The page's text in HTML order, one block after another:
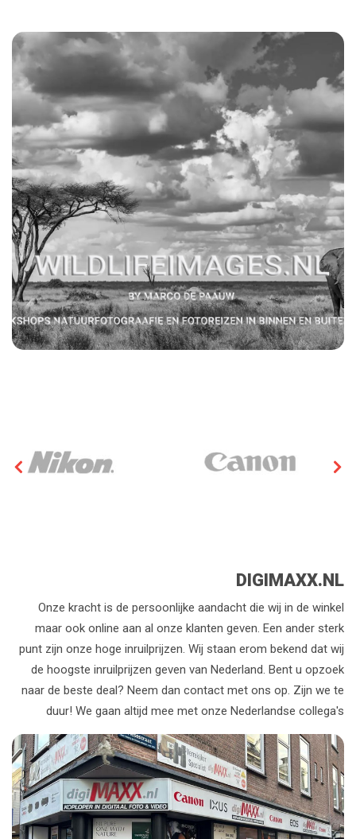
DIGIMAXX.NL
Onze kracht is de persoonlijke aandacht die wij in de winkel
maar ook online aan al onze klanten geven. Een ander sterk
punt zijn onze hoge inruilprijzen. Wij staan erom bekend dat wij
de hoogste inruilprijzen geven van Nederland. Bent u opzoek
naar de beste deal? Neem dan contact met ons op. Zijn we te
duur! We gaan altijd mee met onze Nederlandse collega's